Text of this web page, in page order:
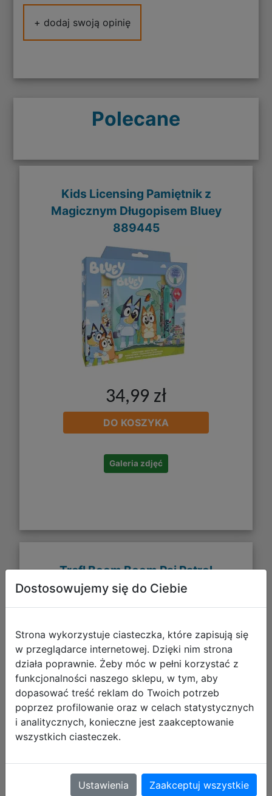
+ dodaj swoją opinię
Polecane
Kids Licensing Pamiętnik z
Magicznym Długopisem Bluey
889445
34,99 zł
DO KOSZYKA
Galeria zdjęć
Trefl Boom Boom Psi Patrol
67,28 zł
DO KOSZYKA
Dostosowujemy się do Ciebie
Strona wykorzystuje ciasteczka, które zapisują się
w przeglądarce internetowej. Dzięki nim strona
działa poprawnie. Żeby móc w pełni korzystać z
funkcjonalności naszego sklepu, w tym, aby
dopasować treść reklam do Twoich potrzeb
poprzez profilowanie oraz w celach statystycznych
i analitycznych, konieczne jest zaakceptowanie
wszystkich ciasteczek.
Ustawienia Zaakceptuj wszystkie